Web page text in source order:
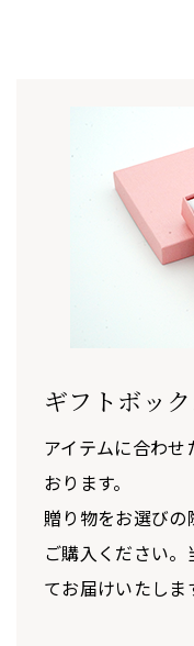
ギフトボック
アイテムに合わ
おります。
贈り物をお選び
ご購入ください
てお届けいたしま